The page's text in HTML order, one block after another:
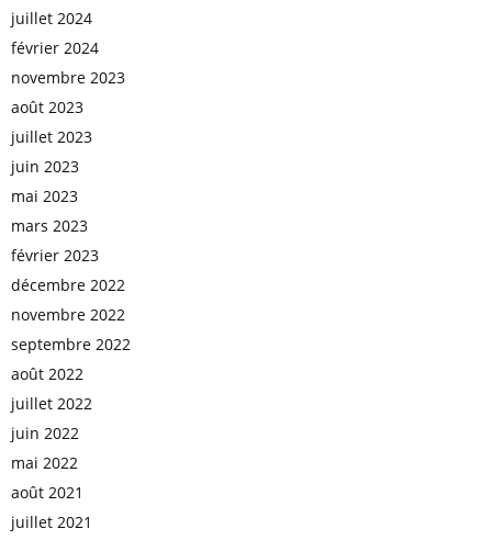
juillet 2024
février 2024
novembre 2023
août 2023
juillet 2023
juin 2023
mai 2023
mars 2023
février 2023
décembre 2022
novembre 2022
septembre 2022
août 2022
juillet 2022
juin 2022
mai 2022
août 2021
juillet 2021